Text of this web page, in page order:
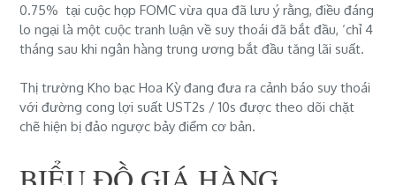
0.75% tại cuộc họp FOMC vừa qua đã lưu ý rằng, điều đáng
lo ngại là một cuộc tranh luận về suy thoái đã bắt đầu, ‘chỉ 4
tháng sau khi ngân hàng trung ương bắt đầu tăng lãi suất.
Thị trường Kho bạc Hoa Kỳ đang đưa ra cảnh báo suy thoái
với đường cong lợi suất UST2s / 10s được theo dõi chặt
chẽ hiện bị đảo ngược bảy điểm cơ bản.